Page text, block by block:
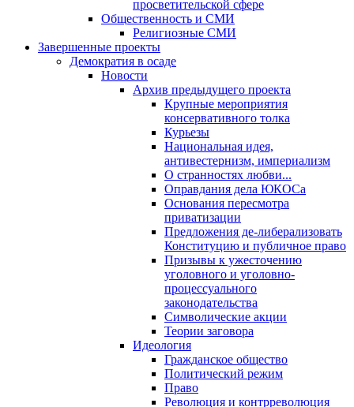
просветительской сфере
Общественность и СМИ
Религиозные СМИ
Завершенные проекты
Демократия в осаде
Новости
Архив предыдущего проекта
Крупные мероприятия
консервативного толка
Курьезы
Национальная идея,
антивестернизм, империализм
О странностях любви...
Оправдания дела ЮКОСа
Основания пересмотра
приватизации
Предложения де-либерализовать
Конституцию и публичное право
Призывы к ужесточению
уголовного и уголовно-
процессуального
законодательства
Символические акции
Теории заговора
Идеология
Гражданское общество
Политический режим
Право
Революция и контрреволюция